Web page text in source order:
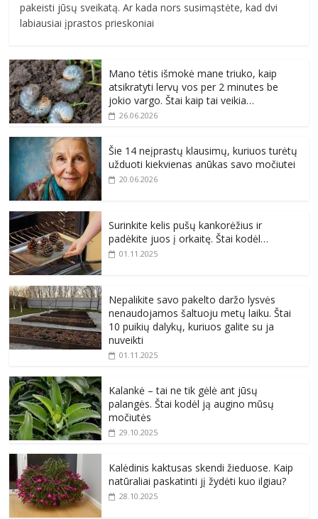
pakeisti jūsų sveikatą. Ar kada nors susimąstėte, kad dvi
labiausiai įprastos prieskoniai
Mano tėtis išmokė mane triuko, kaip
atsikratyti lervų vos per 2 minutes be
jokio vargo. Štai kaip tai veikia…
26.06.2026
Šie 14 neįprastų klausimų, kuriuos turėtų
užduoti kiekvienas anūkas savo močiutei
20.06.2026
Surinkite kelis pušų kankorėžius ir
padėkite juos į orkaitę. Štai kodėl…
01.11.2025
Nepalikite savo pakelto daržo lysvės
nenaudojamos šaltuoju metų laiku. Štai
10 puikių dalykų, kuriuos galite su ja
nuveikti
01.11.2025
Kalankė – tai ne tik gėlė ant jūsų
palangės. Štai kodėl ją augino mūsų
močiutės
29.10.2025
Kalėdinis kaktusas skendi žieduose. Kaip
natūraliai paskatinti jį žydėti kuo ilgiau?
28.10.2025